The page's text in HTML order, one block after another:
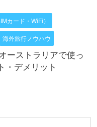
カード・WiFi）
海外旅行ノウハウ
ーストラリアで使っ
・デメリット